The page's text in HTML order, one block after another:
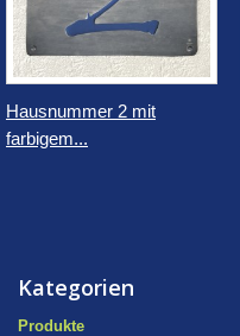
Hausnummer 2 mit
farbigem...
Kategorien
Produkte